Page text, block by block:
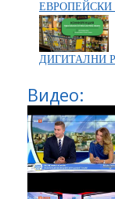
ЕВРОПЕЙСКИ
ДИГИТАЛНИ
Видео: